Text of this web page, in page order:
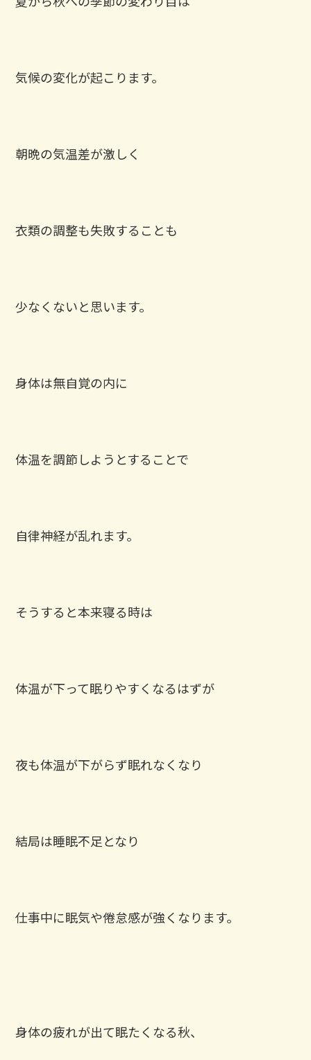
気候の変化が起こります。
朝晩の気温差が激しく
衣類の調整も失敗することも
少なくないと思います。
身体は無自覚の内に
体温を調節しようとすることで
自律神経が乱れます。
そうすると本来寝る時は
体温が下って眠りやすくなるはずが
夜も体温が下がらず眠れなくなり
結局は睡眠不足となり
仕事中に眠気や倦怠感が強くなります。
身体の疲れが出て眠たくなる秋、